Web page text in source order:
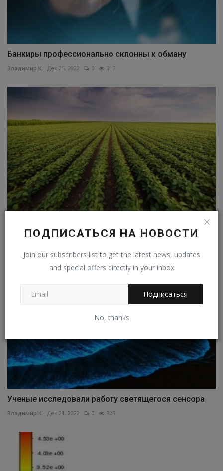
ПОДПИСАТЬСЯ НА НОВОСТИ
Join our subscribers list to get the latest news, updates
and special offers directly in your inbox
Подписаться
No, thanks
Банкиры профессионально склонны к обману
Владимир К. Дек 25, 2022 0 317
разрешать ГМО
Ученые исследовали работу светящегося сенсора
Владимир К. Дек 21, 2022 0 325